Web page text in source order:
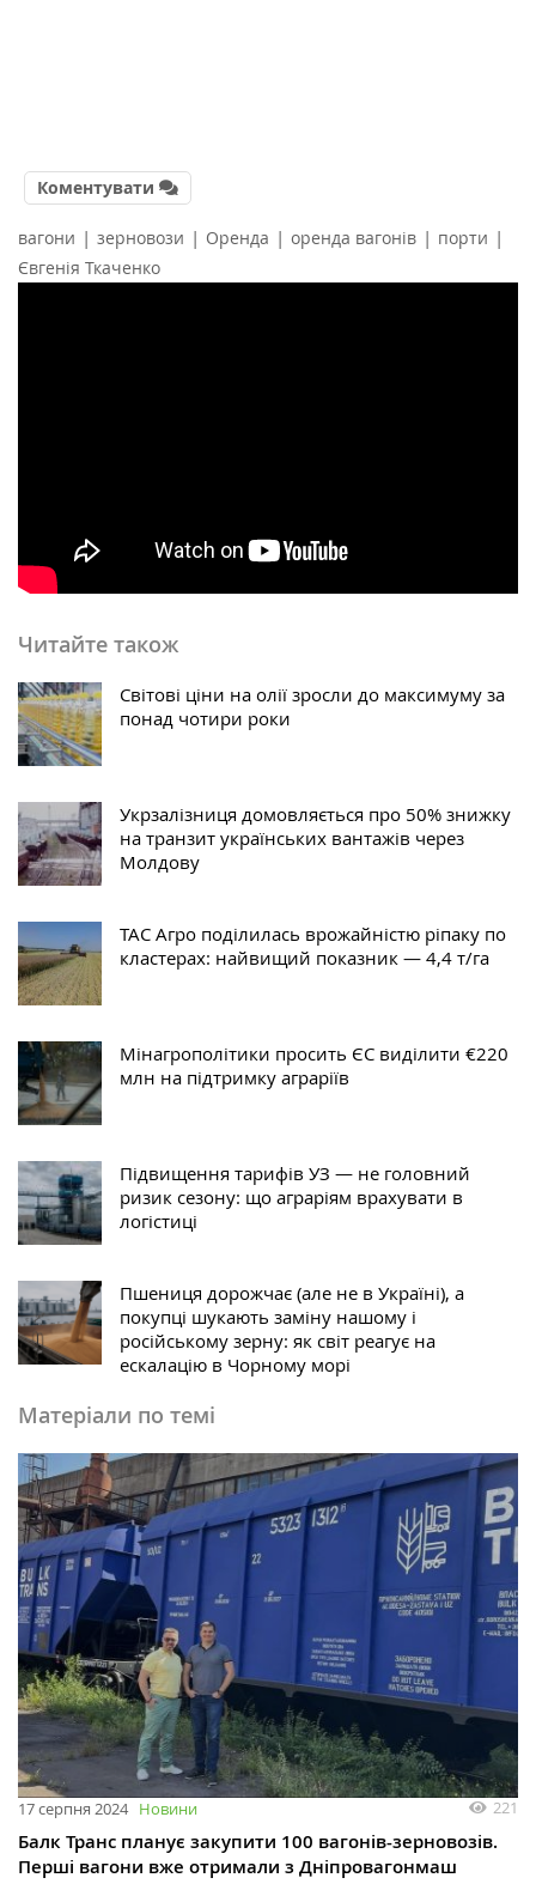
Коментувати
вагони | зерновози | Оренда | оренда вагонів | порти |
Євгенія Ткаченко
Читайте також
Світові ціни на олії зросли до максимуму за
понад чотири роки
Укрзалізниця домовляється про 50% знижку
на транзит українських вантажів через
Молдову
ТАС Агро поділилась врожайністю ріпаку по
кластерах: найвищий показник — 4,4 т/га
Мінагрополітики просить ЄС виділити €220
млн на підтримку аграріїв
Підвищення тарифів УЗ — не головний
ризик сезону: що аграріям врахувати в
логістиці
Пшениця дорожчає (але не в Україні), а
покупці шукають заміну нашому і
російському зерну: як світ реагує на
ескалацію в Чорному морі
Матеріали по темі
17 серпня 2024 Новини 221
Балк Транс планує закупити 100 вагонів-зерновозів.
Перші вагони вже отримали з Дніпровагонмаш